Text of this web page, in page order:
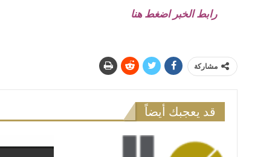
رابط الخبر اضغط هنا
مشاركة
قد يعجبك أيضاً